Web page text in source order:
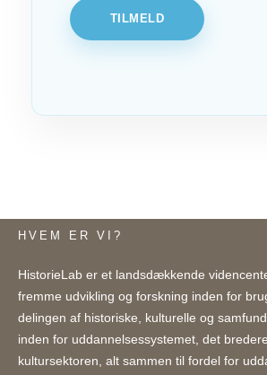
TILMELD
HVEM ER VI?
HistorieLab er et landsdækkende
fremme udvikling og forskning inden for
delingen af historiske, kulturelle og
inden for uddannelsessystemet, det
kultursektoren, alt sammen til fordel for